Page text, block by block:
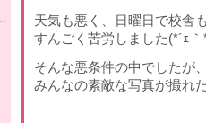
天気も悪く、日曜日で校舎
すんごく苦労しました(*´ｪ
そんな悪条件の中でしたが
みんなの素敵な写真が撮れ